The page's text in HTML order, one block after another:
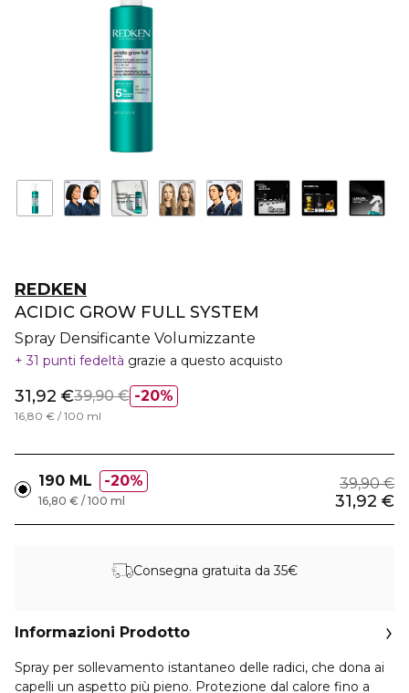
REDKEN
ACIDIC GROW FULL SYSTEM
Spray Densificante Volumizzante
31 punti fedeltà grazie a questo acquisto
20%
31,92 €39,90 €
16,80 € / 100 ml
190 ML 20% 39,90 €
31,92 €
16,80 € / 100 ml
Consegna gratuita da 35€
Informazioni Prodotto
Spray per sollevamento istantaneo delle radici, che dona ai
capelli un aspetto più pieno. Protezione dal calore fino a